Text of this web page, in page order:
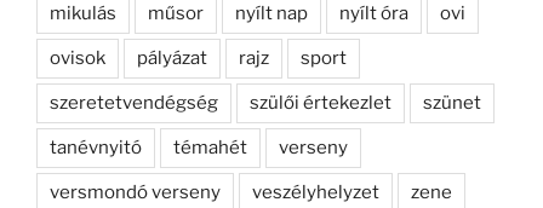
mikulás műsor nyílt nap nyílt óra ovi
ovisok pályázat rajz sport
szeretetvendégség szülői értekezlet szünet
tanévnyitó témahét verseny
versmondó verseny veszélyhelyzet zene